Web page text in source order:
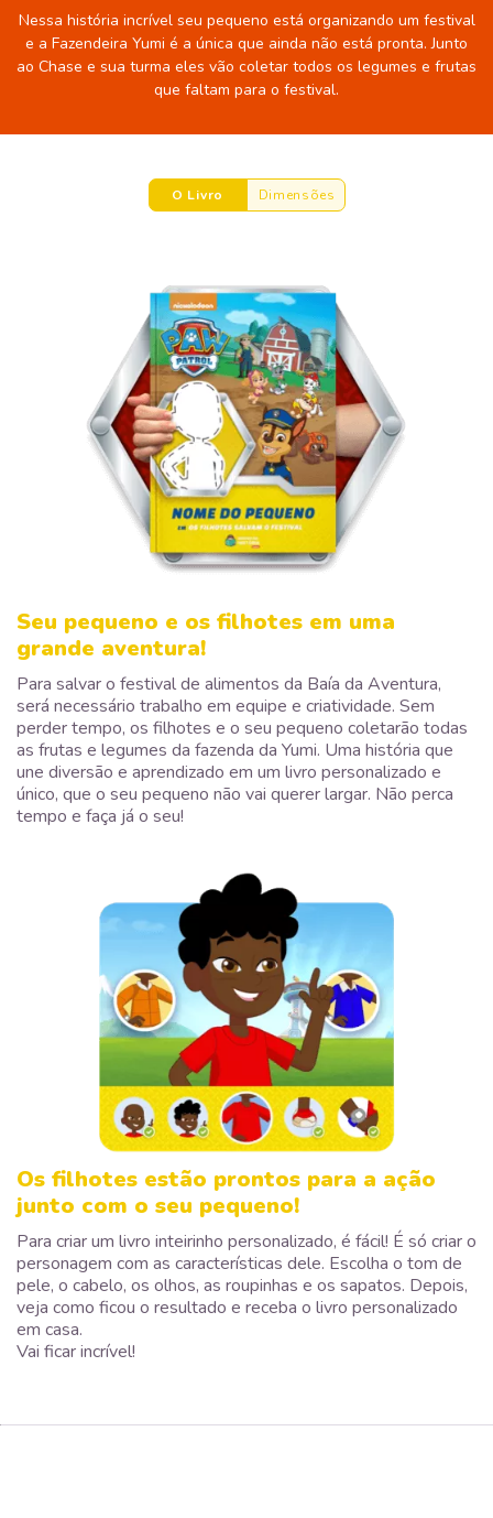
Nessa história incrível seu pequeno está organizando um festival
e a Fazendeira Yumi é a única que ainda não está pronta. Junto
ao Chase e sua turma eles vão coletar todos os legumes e frutas
que faltam para o festival.
O Livro Dimensões
Seu pequeno e os filhotes em uma
grande aventura!
Para salvar o festival de alimentos da Baía da Aventura,
será necessário trabalho em equipe e criatividade. Sem
perder tempo, os filhotes e o seu pequeno coletarão todas
as frutas e legumes da fazenda da Yumi. Uma história que
une diversão e aprendizado em um livro personalizado e
único, que o seu pequeno não vai querer largar. Não perca
tempo e faça já o seu!
Os filhotes estão prontos para a ação
junto com o seu pequeno!
Para criar um livro inteirinho personalizado, é fácil! É só criar o
personagem com as características dele. Escolha o tom de
pele, o cabelo, os olhos, as roupinhas e os sapatos. Depois,
veja como ficou o resultado e receba o livro personalizado
em casa.
Vai ficar incrível!